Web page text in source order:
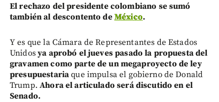
El rechazo del presidente colombiano se sumó
también al descontento deMéxico.
Y es que la Cámara de Representantes de Estados
Unidosya aprobó el jueves pasado la propuesta del
gravamen como parte de un megaproyecto de ley
presupuestariaque impulsa el gobierno de Donald
Trump.Ahora el articulado será discutido en el
Senado.